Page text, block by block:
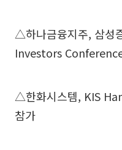
△하나금융지주, 삼성
Investors
△한화시스템, KIS
참가